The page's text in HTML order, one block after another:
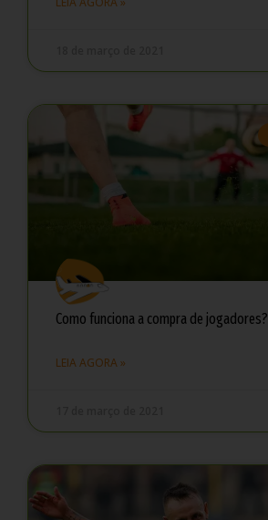
Como funciona a compra de jogadores?
LEIA AGORA »